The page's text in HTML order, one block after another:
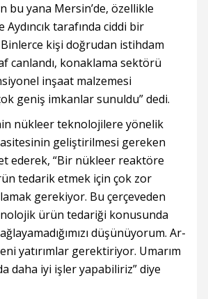
bu yana Mersin’de, özellikle
Aydıncık tarafında ciddi bir
kişi doğrudan istihdam
canlandı, konaklama sektörü
inşaat malzemesi
geniş imkanlar sunuldu” dedi.
nükleer teknolojilere yönelik
geliştirilmesi gereken
ederek, “Bir nükleer reaktöre
tedarik etmek için çok zor
gerekiyor. Bu çerçeveden
ürün tedariği konusunda
düşünüyorum. Ar-
yatırımlar gerektiriyor. Umarım
daha iyi işler yapabiliriz” diye